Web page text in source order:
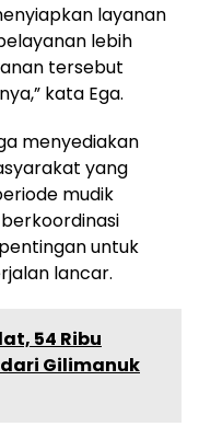
layanan
lebih
tersebut
kata Ega.
menyediakan
yang
mudik
untuk
lancar.
54 Ribu
Gilimanuk